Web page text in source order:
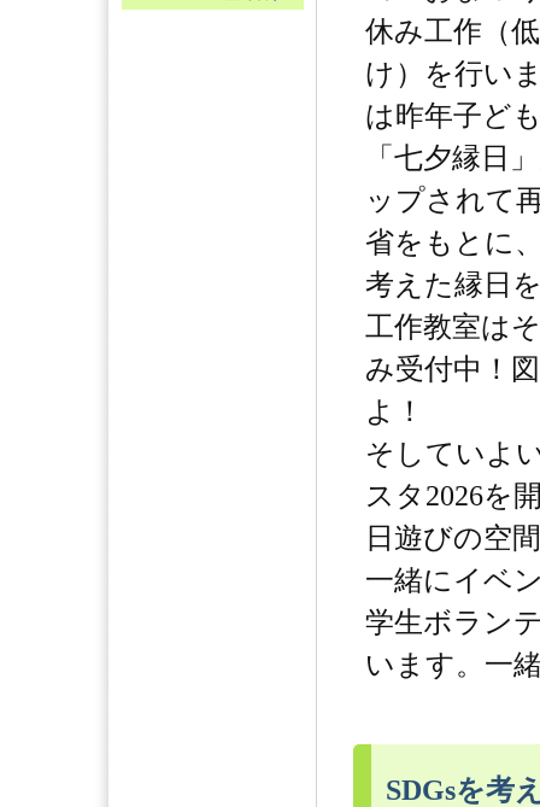
休み工作（
け）を行い
は昨年子ど
「七夕縁日
ップされて
省をもとに
考えた縁日
工作教室は
み受付中！
よ！
そしていよ
スタ2026を
日遊びの空
一緒にイベ
学生ボラン
います。一
SDGsを考